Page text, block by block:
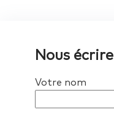
Nous écrire
Votre nom